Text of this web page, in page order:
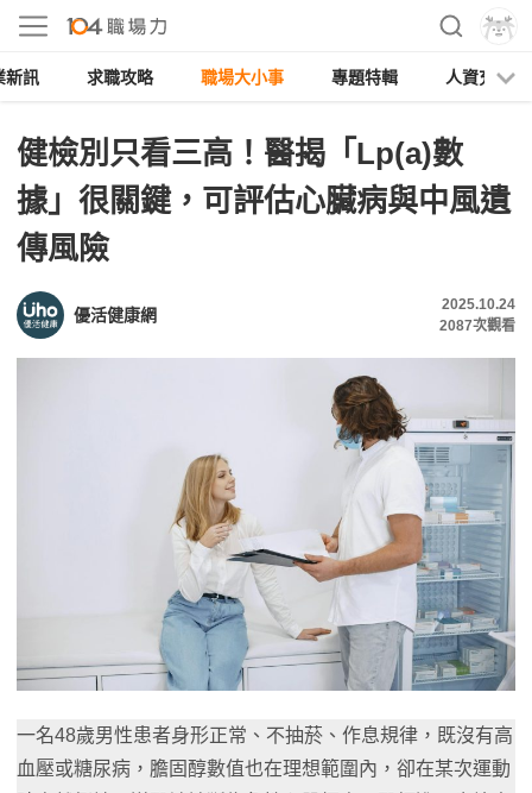
新訊 求職攻略 職場大小事 專題特輯 人資充電
健檢別只看三高！醫揭「Lp(a)數
據」很關鍵，可評估心臟病與中風遺
傳風險
優活健康網
2025.10.24
2087次觀看
一名48歲男性患者身形正常、不抽菸、作息規律，既沒有高
血壓或糖尿病，膽固醇數值也在理想範圍內，卻在某次運動